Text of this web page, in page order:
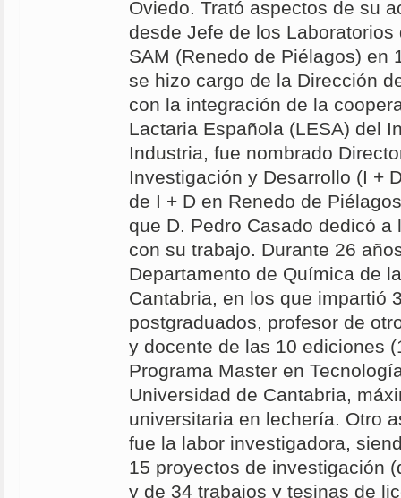
Oviedo. Trató aspectos de su
desde Jefe de los
SAM (Renedo de Piélagos) en
se hizo cargo de la Dirección
con la integración de la
Lactaria Española (LESA) del
Industria, fue nombrado
Investigación y Desarrollo (I +
de I + D en Renedo de
que D. Pedro Casado dedicó
con su trabajo. Durante 26
Departamento de Química de
Cantabria, en los que impartió
postgraduados, profesor de
y docente de las 10 ediciones
Programa Master en
Universidad de Cantabria,
universitaria en lechería. Otro
fue la labor investigadora,
15 proyectos de investigación
y de 34 trabajos y tesinas de